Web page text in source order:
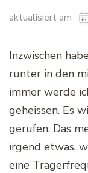
aktualisiert am
Inzwischen
runter in den
immer werde
geheissen. Es
gerufen. Das
irgend etwas,
eine